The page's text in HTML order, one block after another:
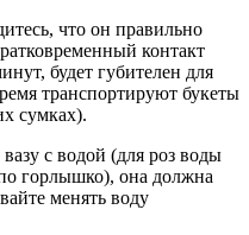
что он правильно
контакт
будет губителен для
транспортируют букеты
сумках).
с водой (для роз воды
горлышко), она должна
менять воду